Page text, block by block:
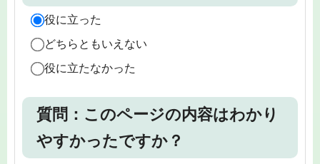
役に立った
どちらともいえない
役に立たなかった
質問：このページの内容はわかり
やすかったですか？